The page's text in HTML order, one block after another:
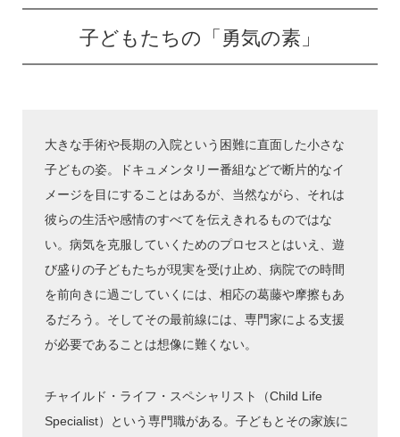
子どもたちの「勇気の素」
大きな手術や長期の入院という困難に直面した小さな
子どもの姿。ドキュメンタリー番組などで断片的なイ
メージを目にすることはあるが、当然ながら、それは
彼らの生活や感情のすべてを伝えきれるものではな
い。病気を克服していくためのプロセスとはいえ、遊
び盛りの子どもたちが現実を受け止め、病院での時間
を前向きに過ごしていくには、相応の葛藤や摩擦もあ
るだろう。そしてその最前線には、専門家による支援
が必要であることは想像に難くない。
チャイルド・ライフ・スペシャリスト（Child Life
Specialist）という専門職がある。子どもとその家族に